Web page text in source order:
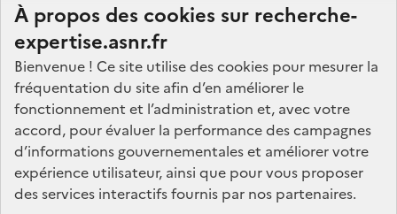
À propos des cookies sur recherche-
expertise.asnr.fr
Bienvenue ! Ce site utilise des cookies pour mesurer la
fréquentation du site afin d’en améliorer le
fonctionnement et l’administration et, avec votre
accord, pour évaluer la performance des campagnes
d’informations gouvernementales et améliorer votre
expérience utilisateur, ainsi que pour vous proposer
des services interactifs fournis par nos partenaires.
Nos marchés
Nos offres d'emploi
FAQ
Glossaire